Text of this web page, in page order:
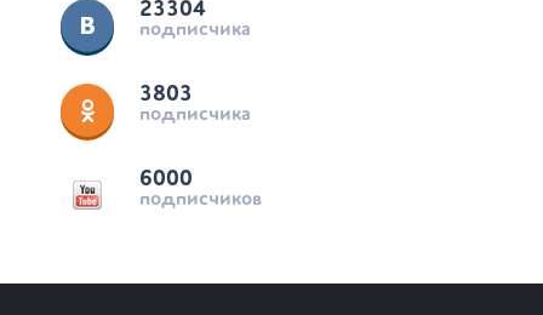
23304
подписчика
3803
подписчика
6000
подписчиков